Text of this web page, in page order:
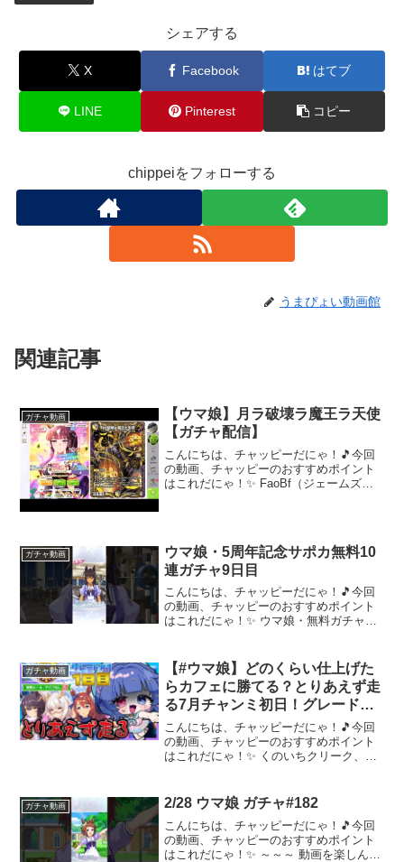
シェアする
X Facebook はてブ
LINE Pinterest コピー
chippeiをフォローする
うまぴょい動画館
関連記事
ガチャ動画
【ウマ娘】月ラ破壊ラ魔王ラ天使
【ガチャ配信】
こんにちは、チャッピーだにゃ！🎵今回
の動画、チャッピーのおすすめポイント
はこれだにゃ！✨ FaoBf（ジェームズの
ガチャ動画
ウマ娘・5周年記念サポカ無料10
連ガチャ9日目
こんにちは、チャッピーだにゃ！🎵今回
の動画、チャッピーのおすすめポイント
はこれだにゃ！✨ ウマ娘・無料ガチャ～
✨
ガチャ動画
【#ウマ娘】どのくらい仕上げた
らカフェに勝てる？とりあえず走
る7月チャンミ初日！グレードリ
ーグラウンド1💙1日目
【#VTuber/ライブ/#花澄あおＰ】
こんにちは、チャッピーだにゃ！🎵今回
の動画、チャッピーのおすすめポイント
はこれだにゃ！✨ くのいちクリーク、ナ
✩.｡ℕ𝔼𝕎𝕊…………………………
｡.✩▼FC運...
ガチャ動画 2/28 ウマ娘 ガチャ#182
こんにちは、チャッピーだにゃ！🎵今回
の動画、チャッピーのおすすめポイント
はこれだにゃ！✨ ～～～ 動画を楽しんだ